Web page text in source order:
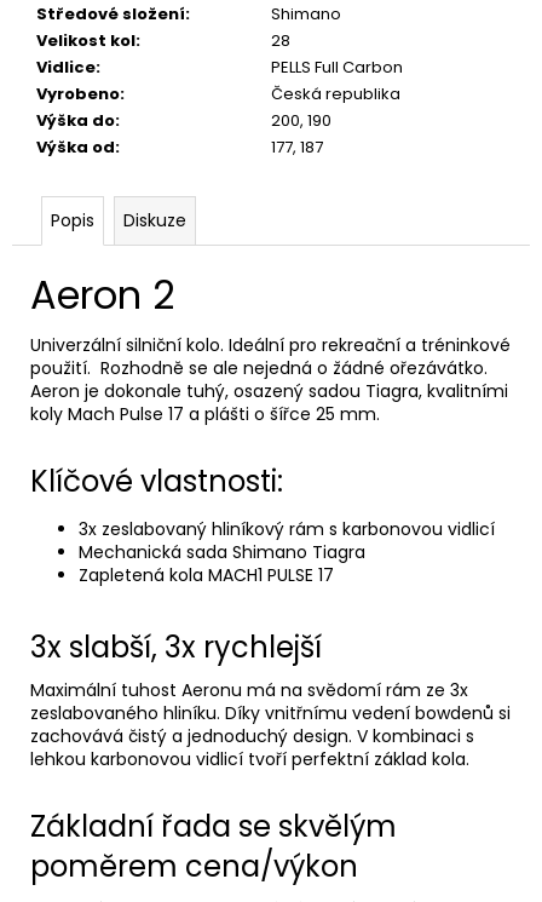
Středové složení:
Shimano
Velikost kol:
28
Vidlice:
PELLS Full Carbon
Vyrobeno:
Česká republika
Výška do:
200, 190
Výška od: 177, 187
Popis Diskuze
Aeron 2
Univerzální silniční kolo. Ideální pro rekreační a tréninkové
použití. Rozhodně se ale nejedná o žádné ořezávátko.
Aeron je dokonale tuhý, osazený sadou Tiagra, kvalitními
koly Mach Pulse 17 a plášti o šířce 25 mm.
Klíčové vlastnosti:
3x zeslabovaný hliníkový rám s karbonovou vidlicí
Mechanická sada Shimano Tiagra
Zapletená kola MACH1 PULSE 17
3x slabší, 3x rychlejší
Maximální tuhost Aeronu má na svědomí rám ze 3x
zeslabovaného hliníku. Díky vnitřnímu vedení bowdenů si
zachovává čistý a jednoduchý design. V kombinaci s
lehkou karbonovou vidlicí tvoří perfektní základ kola.
Základní řada se skvělým
poměrem cena/výkon